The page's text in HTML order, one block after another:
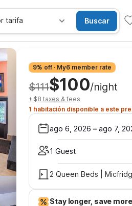
tarifa Buscar
9% off · My6 member rate
$111$100/night
+ $8 taxes & fees
1 habitación disponible a este
ago 6, 2026 – ago 7,
1 Guest
2 Queen Beds |
Stay longer, save more